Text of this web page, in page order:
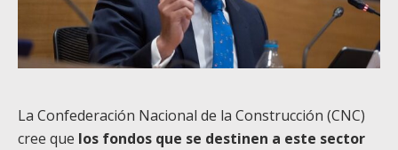
La Confederación Nacional de la Construcción (CNC)
cree que los fondos que se destinen a este sector